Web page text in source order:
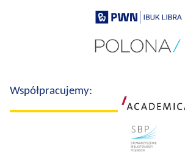
Współpracujemy: